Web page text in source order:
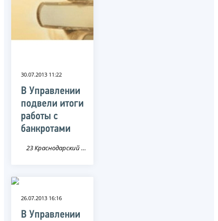
30.07.2013 11:22
В Управлении
подвели итоги
работы с
банкротами
23 Краснодарский край
26.07.2013 16:16
В Управлении